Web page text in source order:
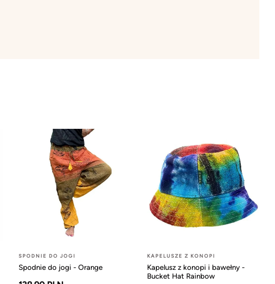
SPODNIE DO JOGI
Spodnie do jogi - Orange
KAPELUSZE Z KONOPI
Kapelusz z konopi i bawełny -
Bucket Hat Rainbow